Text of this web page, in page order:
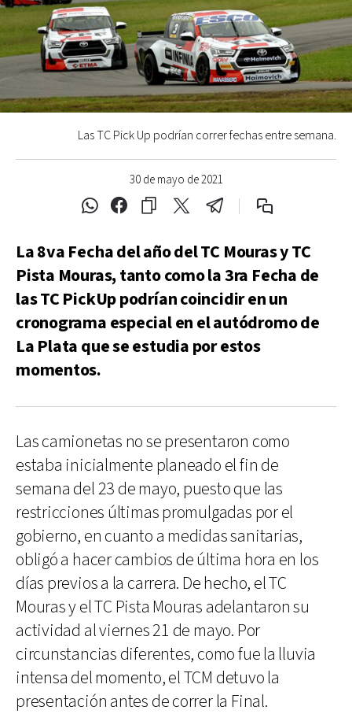
30 de mayo de 2021
Las TC Pick Up podrían correr fechas entre semana.
La 8va Fecha del año del TC Mouras y TC
Pista Mouras, tanto como la 3ra Fecha de
las TC PickUp podrían coincidir en un
cronograma especial en el autódromo de
La Plata que se estudia por estos
momentos.
Las camionetas no se presentaron como
estaba inicialmente planeado el fin de
semana del 23 de mayo, puesto que las
restricciones últimas promulgadas por el
gobierno, en cuanto a medidas sanitarias,
obligó a hacer cambios de última hora en los
días previos a la carrera. De hecho, el TC
Mouras y el TC Pista Mouras adelantaron su
actividad al viernes 21 de mayo. Por
circunstancias diferentes, como fue la lluvia
intensa del momento, el TCM detuvo la
presentación antes de correr la Final.